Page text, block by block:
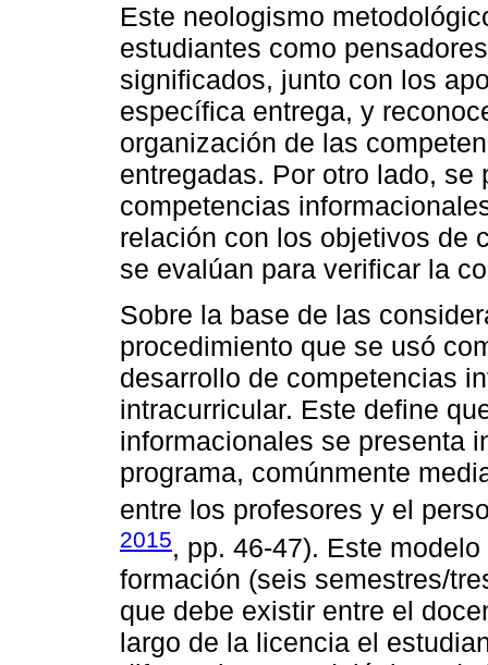
Este neologismo
estudiantes como
significados, junto con los
específica entrega, y
organización de las
entregadas. Por otro lado,
competencias
relación con los objetivos de
se evalúan para verificar la
Sobre la base de las
procedimiento que se usó
desarrollo de competencias
intracurricular. Este define
informacionales se presenta
programa, comúnmente
entre los profesores y el
2015, pp. 46-47). Este
formación (seis semestres/
que debe existir entre el
largo de la licencia el